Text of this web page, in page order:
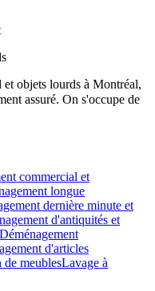
objets lourds à Montréal,
assuré. On s'occupe de
commercial et
longue
dernière minute et
d'antiquités et
Déménagement
d'articles
meublesLavage à